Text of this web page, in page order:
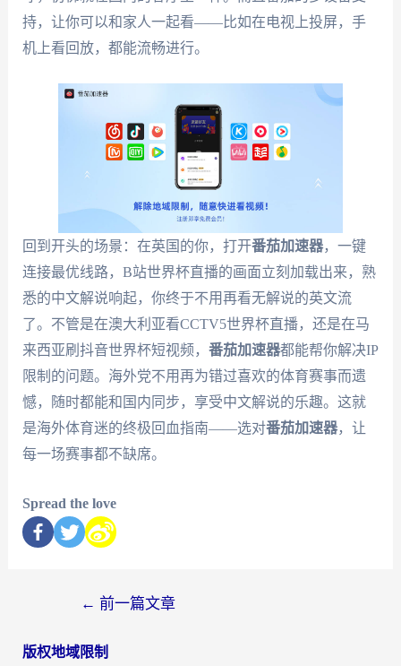
持，让你可以和家人一起看——比如在电视上投屏，手
机上看回放，都能流畅进行。
回到开头的场景：在英国的你，打开番茄加速器，一键
连接最优线路，B站世界杯直播的画面立刻加载出来，熟
悉的中文解说响起，你终于不用再看无解说的英文流
了。不管是在澳大利亚看CCTV5世界杯直播，还是在马
来西亚刷抖音世界杯短视频， 番茄加速器都能帮你解决IP
限制的问题。海外党不用再为错过喜欢的体育赛事而遗
憾，随时都能和国内同步，享受中文解说的乐趣。这就
是海外体育迷的终极回血指南——选对番茄加速器，让
每一场赛事都不缺席。
Spread the love
← 前一篇文章
版权地域限制